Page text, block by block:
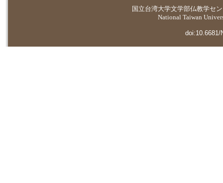
国立台湾大学文学部仏教学セ
National Taiwan
doi:10.6681/